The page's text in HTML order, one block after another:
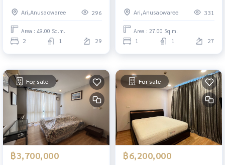
Ari,Anusaowaree 296
Area : 49.00 Sq.m.
2 1 29
Ari,Anusaowaree 331
Area : 27.00 Sq.m.
1 1 27
For sale
฿3,700,000
For sale
฿6,200,000